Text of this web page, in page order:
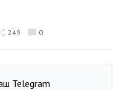
249 0
Telegram